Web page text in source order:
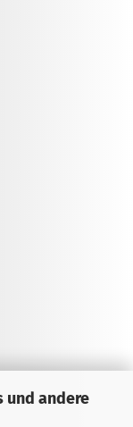
und andere